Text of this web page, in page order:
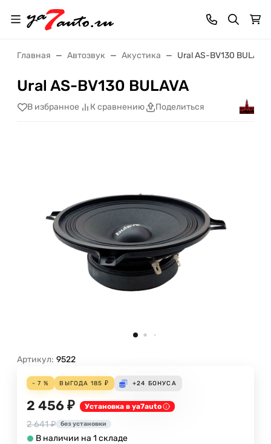
Главная Автозвук Акустика Ural AS-BV130 BULAVA
Ural AS-BV130 BULAVA
В избранное К сравнению Поделиться
Артикул: 9522
- 7 % ВЫГОДА 185 ₽ +24 БОНУСА
2 456 ₽ Установка в ya7auto
2 641 ₽ без установки
В наличии на 1 складе